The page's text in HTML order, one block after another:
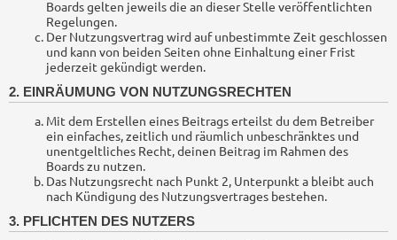
Boards gelten jeweils die an dieser Stelle veröffentlichten
Regelungen.
Der Nutzungsvertrag wird auf unbestimmte Zeit geschlossen
und kann von beiden Seiten ohne Einhaltung einer Frist
jederzeit gekündigt werden.
2. EINRÄUMUNG VON NUTZUNGSRECHTEN
Mit dem Erstellen eines Beitrags erteilst du dem Betreiber
ein einfaches, zeitlich und räumlich unbeschränktes und
unentgeltliches Recht, deinen Beitrag im Rahmen des
Boards zu nutzen.
Das Nutzungsrecht nach Punkt 2, Unterpunkt a bleibt auch
nach Kündigung des Nutzungsvertrages bestehen.
3. PFLICHTEN DES NUTZERS